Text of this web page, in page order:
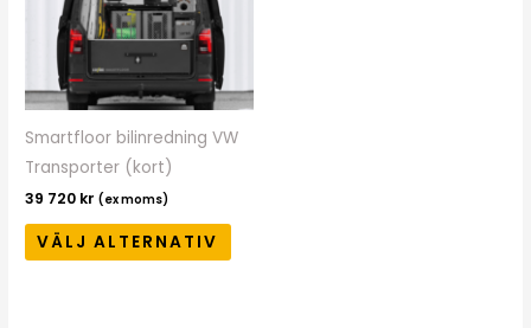
Smartfloor bilinredning VW
Transporter (kort)
39 720 kr (ex moms)
VÄLJ ALTERNATIV
varianter.
De
kan